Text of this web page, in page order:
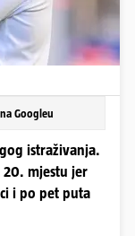
Googleu
istraživanja.
20. mjestu jer
i po pet puta